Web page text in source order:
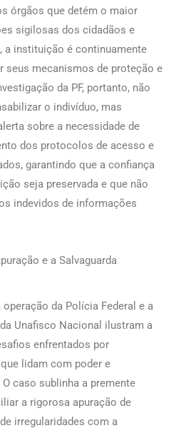
órgãos que detém o maior
sigilosas dos cidadãos e
a instituição é continuamente
seus mecanismos de proteção e
da PF, portanto, não
o indivíduo, mas
sobre a necessidade de
dos protocolos de acesso e
garantindo que a confiança
seja preservada e que não
indevidos de informações
e a Salvaguarda
da Polícia Federal e a
Unafisco Nacional ilustram a
enfrentados por
lidam com poder e
caso sublinha a premente
a rigorosa apuração de
irregularidades com a